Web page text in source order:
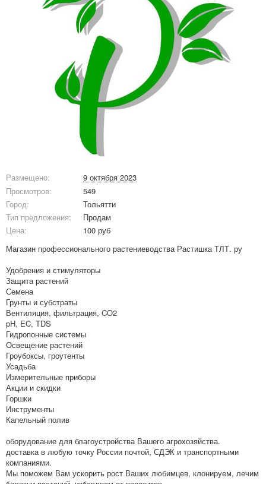
Размещено:
9 октября 2023
Просмотров:
549
Город:
Тольятти
Тип предложения:
Продам
Цена:
100 руб
Магазин профессионального растениеводства Растишка ТЛТ. ру
Удобрения и стимуляторы
Защита растений
Семена
Грунты и субстраты
Вентиляция, фильтрация, CO2
pH, EC, TDS
Гидропонные системы
Освещение растений
Гроубоксы, гроутенты
Усадьба
Измерительные приборы
Акции и скидки
Горшки
Инструменты
Капельный полив
оборудование для благоустройства Вашего агрохозяйства.
доставка в любую точку России почтой, СДЭК и транспортными
компаниями.
Мы поможем Вам ускорить рост Ваших любимцев, клонируем, лечим